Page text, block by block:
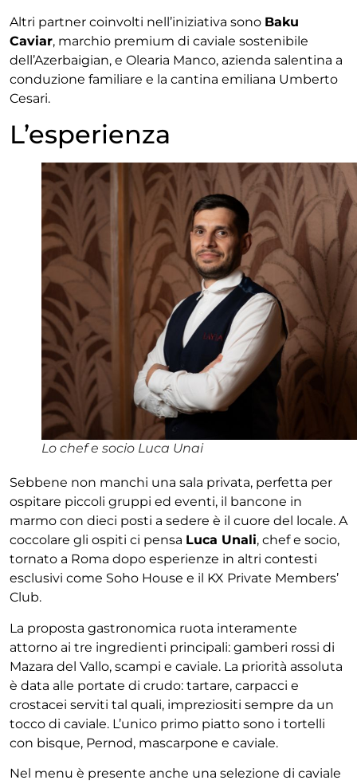
Altri partner coinvolti nell’iniziativa sono Baku
Caviar, marchio premium di caviale sostenibile
dell’Azerbaigian, e Olearia Manco, azienda salentina a
conduzione familiare e la cantina emiliana Umberto
Cesari.
L’esperienza
Lo chef e socio Luca Unai
Sebbene non manchi una sala privata, perfetta per
ospitare piccoli gruppi ed eventi, il bancone in
marmo con dieci posti a sedere è il cuore del locale. A
coccolare gli ospiti ci pensa Luca Unali, chef e socio,
tornato a Roma dopo esperienze in altri contesti
esclusivi come Soho House e il KX Private Members’
Club.
La proposta gastronomica ruota interamente
attorno ai tre ingredienti principali: gamberi rossi di
Mazara del Vallo, scampi e caviale. La priorità assoluta
è data alle portate di crudo: tartare, carpacci e
crostacei serviti tal quali, impreziositi sempre da un
tocco di caviale. L’unico primo piatto sono i tortelli
con bisque, Pernod, mascarpone e caviale.
Nel menu è presente anche una selezione di caviale